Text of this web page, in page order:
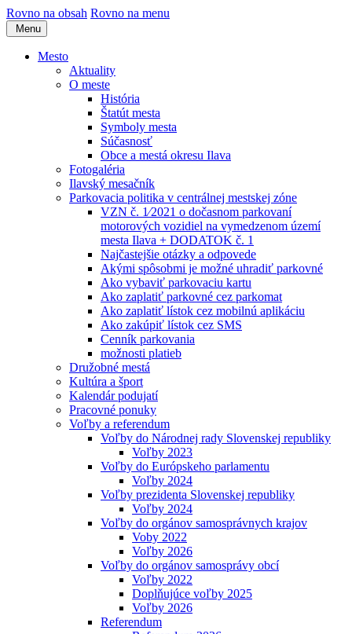
Rovno na obsah Rovno na menu
Menu
Mesto
Aktuality
O meste
História
Štatút mesta
Symboly mesta
Súčasnosť
Obce a mestá okresu Ilava
Fotogaléria
Ilavský mesačník
Parkovacia politika v centrálnej mestskej zóne
VZN č. 1⁄2021 o dočasnom parkovaní
motorových vozidiel na vymedzenom území
mesta Ilava + DODATOK č. 1
Najčastejšie otázky a odpovede
Akými spôsobmi je možné uhradiť parkovné
Ako vybaviť parkovaciu kartu
Ako zaplatiť parkovné cez parkomat
Ako zaplatiť lístok cez mobilnú aplikáciu
Ako zakúpiť lístok cez SMS
Cenník parkovania
možnosti platieb
Družobné mestá
Kultúra a šport
Kalendár podujatí
Pracovné ponuky
Voľby a referendum
Voľby do Národnej rady Slovenskej republiky
Voľby 2023
Voľby do Európskeho parlamentu
Voľby 2024
Voľby prezidenta Slovenskej republiky
Voľby 2024
Voľby do orgánov samosprávnych krajov
Voby 2022
Voľby 2026
Voľby do orgánov samosprávy obcí
Voľby 2022
Doplňujúce voľby 2025
Voľby 2026
Referendum